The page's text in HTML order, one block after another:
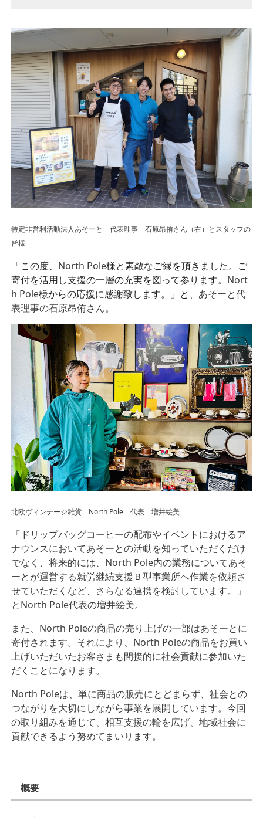
特定非営利活動法人あそーと 代表理事 石原昂侑さん（右）とスタッフの
皆様
「この度、 North Pole様と素敵なご縁を頂きました。ご
寄付を活用し支援の一層の充実を図って参ります。 Nort
h Pole様からの応援に感謝致します。」と、 あそーと代
表理事の石原昂侑さん。
北欧ヴィンテージ雑貨 North Pole 代表 増井絵美
「ドリップバッグコーヒーの配布やイベントにおけるア
ナウンスにおいてあそーとの活動を知っていただくだけ
でなく、将来的には、North Pole内の業務についてあそ
ーとが運営する就労継続支援Ｂ型事業所へ作業を依頼さ
せていただくなど、さらなる連携を検討しています。」
とNorth Pole代表の増井絵美。
また、North Poleの商品の売り上げの一部はあそーとに
寄付されます。それにより、North Poleの商品をお買い
上げいただいたお客さまも間接的に社会貢献に参加いた
だくことになります。
North Poleは、単に商品の販売にとどまらず、社会との
つながりを大切にしながら事業を展開しています。今回
の取り組みを通じて、相互支援の輪を広げ、地域社会に
貢献できるよう努めてまいります。
概要